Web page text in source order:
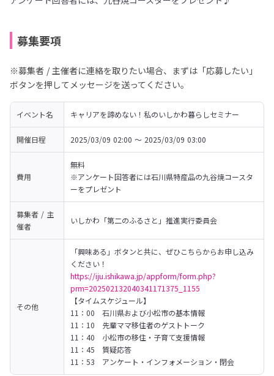
募集要項
※募集者 / 主催者に連絡を取りたい場合、まずは「応募したい」
ボタンを押してメッセージを送ってください。
イベント名 キャリアを諦めない！私のいしかわ暮らしセミナー
開催日程 2025/03/09 02:00 〜 2025/03/09 03:00
費用
無料
※アンケート回答者には石川県特産品の九谷焼コースタ
ーをプレゼント
募集者 / 主
催者
いしかわ「第二のふるさと」推進実行委員会
その他
「興味ある」ボタンと共に、ぜひこちらからお申し込み
https://iju.ishikawa.jp/appform/form.php?
prm=202502132040341171375_1155
【タイムスケジュール】
11：00　石川県および小松市の基本情報
11：10　先輩ママ移住者のゲストトーク
11：40　小松市の移住・子育て支援情報
11：45　質疑応答
11：53　アンケート・インフォメーション・閉会